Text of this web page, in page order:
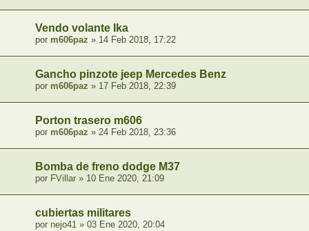
Vendo volante Ika
por m606paz » 14 Feb 2018, 17:22
Gancho pinzote jeep Mercedes Benz
por m606paz » 17 Feb 2018, 22:39
Porton trasero m606
por m606paz » 24 Feb 2018, 23:36
Bomba de freno dodge M37
por FVillar » 10 Ene 2020, 21:09
cubiertas militares
por nejo41 » 03 Ene 2020, 20:04